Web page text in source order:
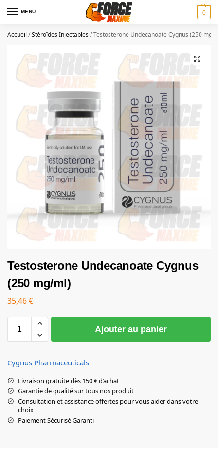
MENU 0
Accueil /Stéroïdes Injectables/Testosterone Undecanoate Cygnus (250 mg/
Testosterone Undecanoate Cygnus
(250 mg/ml)
35,46€
Ajouter au panier
Cygnus Pharmaceuticals
Livraison gratuite dès 150 € d’achat
Garantie de qualité sur tous nos produit
Consultation et assistance offertes pour vous aider dans votre
choix
Paiement Sécurisé Garanti